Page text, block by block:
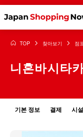
TOP 찾아보기 점
니혼바시타
기본 정보 결제 시